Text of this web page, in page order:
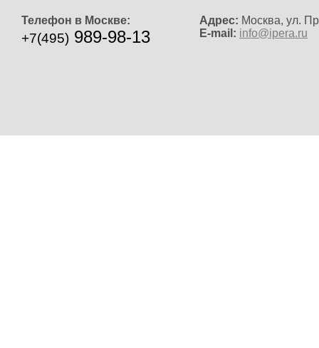
Телефон в Москве:
+7(495) 989-98-13
Адрес: Москва, ул.
E-mail: info@ipera.ru